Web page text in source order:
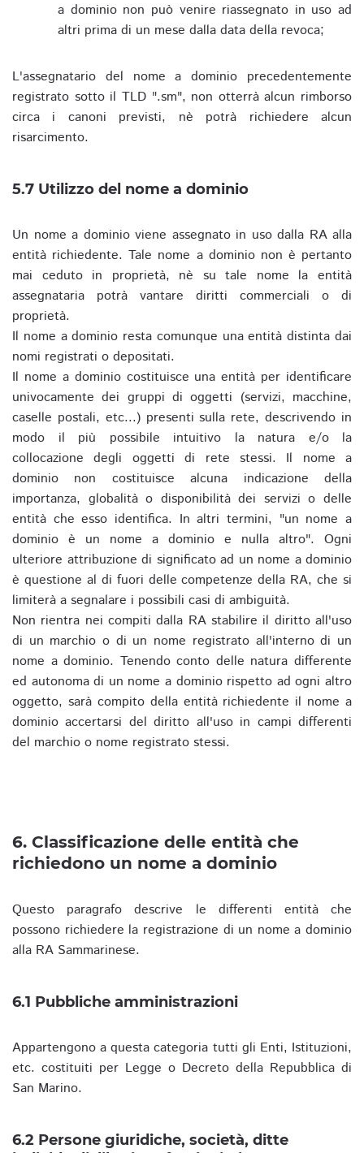
a dominio non può venire riassegnato in uso ad
altri prima di un mese dalla data della revoca;
L'assegnatario del nome a dominio precedentemente
registrato sotto il TLD ".sm", non otterrà alcun rimborso
circa i canoni previsti, nè potrà richiedere alcun
risarcimento.
5.7 Utilizzo del nome a dominio
Un nome a dominio viene assegnato in uso dalla RA alla
entità richiedente. Tale nome a dominio non è pertanto
mai ceduto in proprietà, nè su tale nome la entità
assegnataria potrà vantare diritti commerciali o di
proprietà.
Il nome a dominio resta comunque una entità distinta dai
nomi registrati o depositati.
Il nome a dominio costituisce una entità per identificare
univocamente dei gruppi di oggetti (servizi, macchine,
caselle postali, etc...) presenti sulla rete, descrivendo in
modo il più possibile intuitivo la natura e/o la
collocazione degli oggetti di rete stessi. Il nome a
dominio non costituisce alcuna indicazione della
importanza, globalità o disponibilità dei servizi o delle
entità che esso identifica. In altri termini, "un nome a
dominio è un nome a dominio e nulla altro". Ogni
ulteriore attribuzione di significato ad un nome a dominio
è questione al di fuori delle competenze della RA, che si
limiterà a segnalare i possibili casi di ambiguità.
Non rientra nei compiti dalla RA stabilire il diritto all'uso
di un marchio o di un nome registrato all'interno di un
nome a dominio. Tenendo conto delle natura differente
ed autonoma di un nome a dominio rispetto ad ogni altro
oggetto, sarà compito della entità richiedente il nome a
dominio accertarsi del diritto all'uso in campi differenti
del marchio o nome registrato stessi.
6. Classificazione delle entità che
richiedono un nome a dominio
Questo paragrafo descrive le differenti entità che
possono richiedere la registrazione di un nome a dominio
alla RA Sammarinese.
6.1 Pubbliche amministrazioni
Appartengono a questa categoria tutti gli Enti, Istituzioni,
etc. costituiti per Legge o Decreto della Repubblica di
San Marino.
6.2 Persone giuridiche, società, ditte